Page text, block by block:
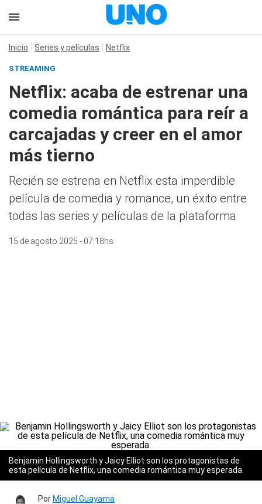
Inicio Series y películas Netflix
STREAMING
Netflix: acaba de estrenar una
comedia romántica para reír a
carcajadas y creer en el amor
más tierno
Recién se estrena en Netflix esta imperdible
película de comedia y romance, un éxito entre
todas las series y películas de la plataforma
15 de agosto 2025 - 07:18hs
Benjamin Hollingsworth y Jaicy Elliot son los protagonistas de
esta película de Netflix, una comedia romántica muy esperada.
Por Miguel Guayama